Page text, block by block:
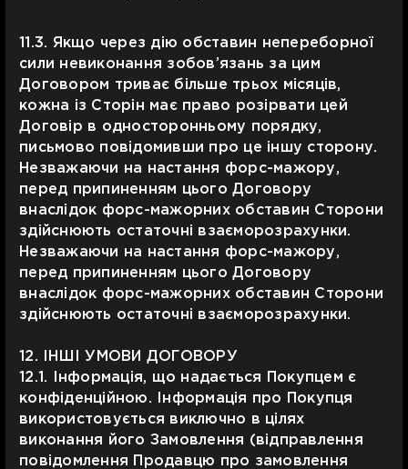
11.3. Якщо через дію обставин непереборної
сили невиконання зобов’язань за цим
Договором триває більше трьох місяців,
кожна із Сторін має право розірвати цей
Договір в односторонньому порядку,
письмово повідомивши про це іншу сторону.
Незважаючи на настання форс-мажору,
перед припиненням цього Договору
внаслідок форс-мажорних обставин Сторони
здійснюють остаточні взаєморозрахунки.
Незважаючи на настання форс-мажору,
перед припиненням цього Договору
внаслідок форс-мажорних обставин Сторони
здійснюють остаточні взаєморозрахунки.
12. ІНШІ УМОВИ ДОГОВОРУ
12.1. Інформація, що надається Покупцем є
конфіденційною. Інформація про Покупця
використовується виключно в цілях
виконання його Замовлення (відправлення
повідомлення Продавцю про замовлення